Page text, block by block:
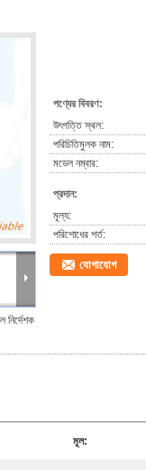
পণ্যের বিবরণ:
উৎপত্তি স্থল:
পরিচিতিমুলক নাম:
মডেল নম্বার:
প্রদান:
মূল্য:
পরিশোধের শর্ত:
যোগাযোগ
মূল: